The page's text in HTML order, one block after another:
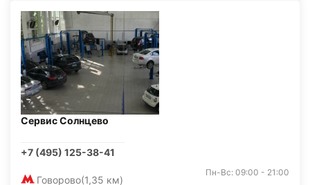
Сервис Солнцево
+7 (495) 125-38-41
Говорово(1,35 км)
Пн-Вс: 09:00 - 21:00